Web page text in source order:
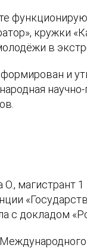
кружки
в
и
магистрант
с докладом